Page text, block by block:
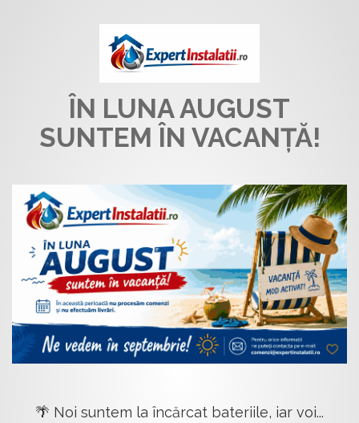
ÎN LUNA AUGUST
SUNTEM ÎN VACANȚĂ!
🌴 Noi suntem la încărcat bateriile, iar voi...